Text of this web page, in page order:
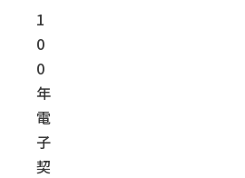
1
0
0
年
電
子
契